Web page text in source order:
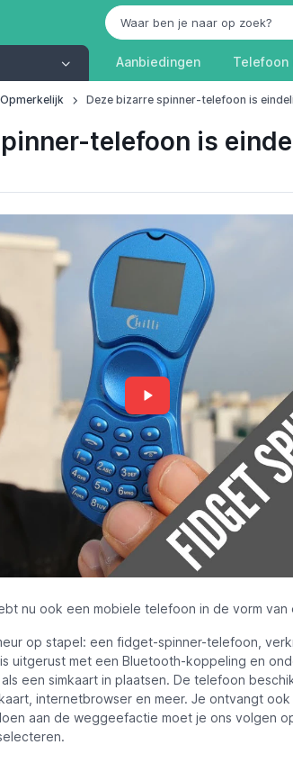
Aanbiedingen Telefoon
Opmerkelijk Deze bizarre spinner-telefoon is
telefoon is
nu ook een mobiele telefoon in de vorm van
op stapel: een fidget-spinner-telefoon,
uitgerust met een Bluetooth-koppeling en
een simkaart in plaatsen. De telefoon
internetbrowser en meer. Je ontvangt
aan de weggeefactie moet je ons volgen